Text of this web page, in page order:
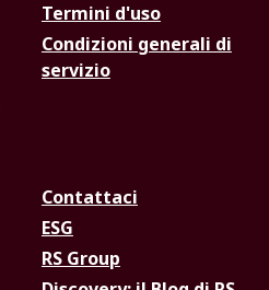
Termini d'uso
Condizioni generali di
servizio
Contattaci
ESG
RS Group